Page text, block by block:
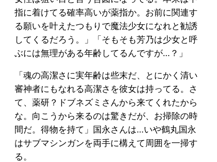
指に着けてる確率高いが薬指か。お前に関連す
る願いを叶えたつもりで魔法少女になれと勧誘
してくるだろう。」「そもそも芳乃は少女と呼
ぶには無理がある年齢してるんですが…？」
「魂の高潔さに実年齢は些末だ、とにかく清い
審神者にもなれる高潔さを彼女は持ってる。さ
て、薬研？ドブネズミさんから来てくれたから
な。向こうから来るのは驚きだが、お掃除の時
間だ。得物を持て」国永さんは…いや鶴丸国永
はサブマシンガンを両手に構えて周囲を一掃す
る。